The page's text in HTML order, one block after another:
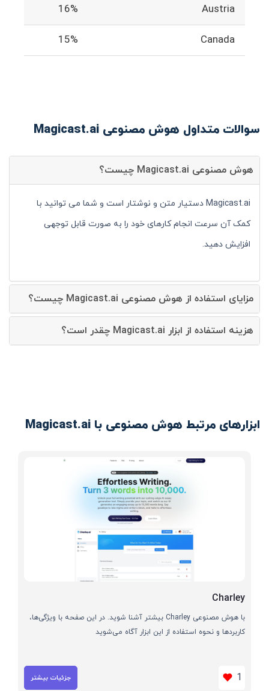
Austria
16%
Canada
15%
سوالات متداول هوش مصنوعی Magicast.ai
هوش مصنوعی Magicast.ai چیست؟
Magicast.ai دستیار متن و نوشتار است و شما می توانید با
کمک آن سرعت انجام کارهای خود را به صورت قابل توجهی
افزایش دهید.
مزایای استفاده از هوش مصنوعی Magicast.ai چیست؟
هزینه استفاده از ابزار Magicast.ai چقدر است؟
ابزارهای مرتبط هوش مصنوعی با Magicast.ai
Charley
با هوش مصنوعی Charley بیشتر آشنا شوید. در این صفحه با ویژگی‌ها،
کاربردها و نحوه استفاده از این ابزار آگاه می‌شوید
1 جزئیات بیشتر